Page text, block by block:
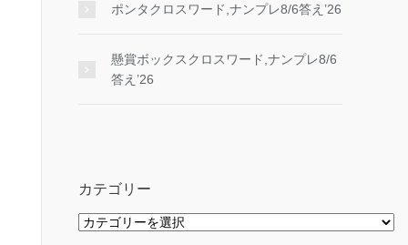
ポンタクロスワード,ナンプレ8/6答え’26
懸賞ボックスクロスワード,ナンプレ8/6
答え’26
カテゴリー
カ